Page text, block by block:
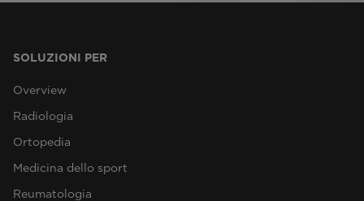
SOLUZIONI PER
Overview
Radiologia
Ortopedia
Medicina dello sport
Reumatologia